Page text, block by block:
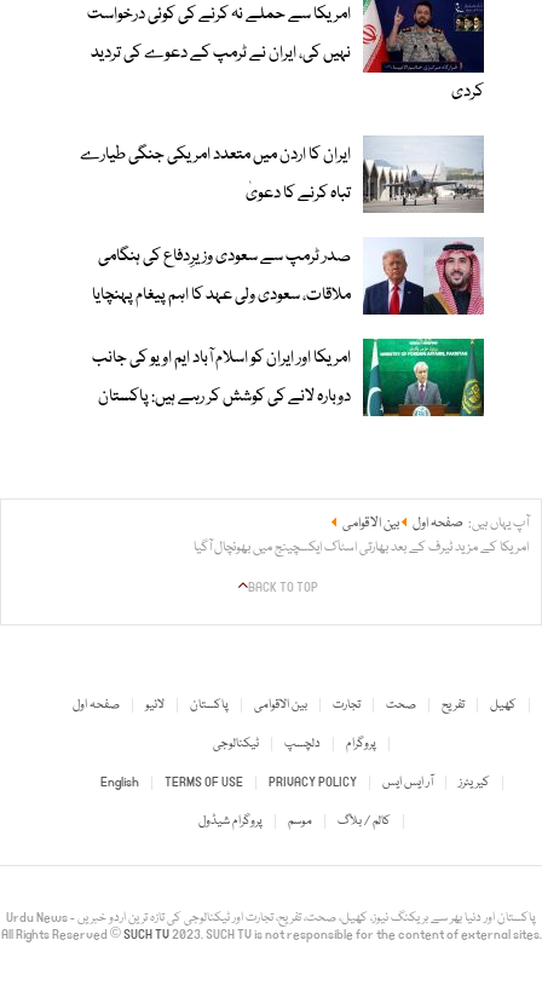
امریکا سے حملے نہ کرنے کی کوئی درخواست
نہیں کی، ایران نے ٹرمپ کے دعوے کی تردید
کردی
ایران کا اردن میں متعدد امریکی جنگی طیارے
تباہ کرنے کا دعویٰ
صدر ٹرمپ سے سعودی وزیرِدفاع کی ہنگامی
ملاقات، سعودی ولی عہد کا اہم پیغام پہنچایا
امریکا اور ایران کو اسلام آباد ایم او یو کی جانب
دوبارہ لانے کی کوشش کر رہے ہیں: پاکستان
آپ یہاں ہیں: صفحہ اول
بین الاقوامی
امریکا کے مزید ٹیرف کے بعد بھارتی اسٹاک ایکسچینج میں بھونچال آگیا
BACK TO TOP
صفحہ اول لائیو پاکستان بین الاقوامی تجارت صحت تفریح
کھیل
ٹیکنالوجی
دلچسپ
پروگرام
English
TERMS OF USE PRIVACY POLICY آر ایس ایس
کیریئرز
پروگرام شیڈول
موسم کالم / بلاگ
Urdu News - پاکستان اور دنیا بھر سے بریکنگ نیوز، کھیل، صحت، تفریح، تجارت اور ٹیکنالوجی کی تازہ ترین اردو خبریں
All Rights Reserved ©SUCH TV2023. SUCH TV is not responsible for the content of external sites.